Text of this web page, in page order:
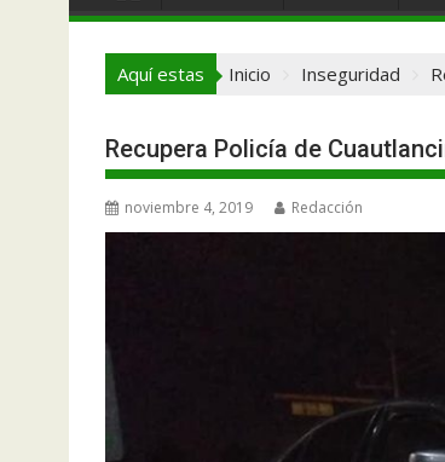
Aquí estas Inicio Inseguridad
Recupera Policía de
noviembre 4, 2019 Redacción